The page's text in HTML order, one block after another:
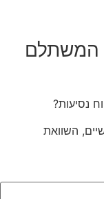
המשתלם
נסיעות?
השוואת